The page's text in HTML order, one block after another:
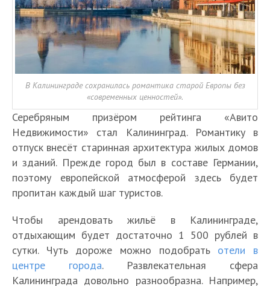
В Калининграде сохранилась романтика старой Европы без
«современных ценностей».
Серебряным призёром рейтинга «Авито
Недвижимости» стал Калининград. Романтику в
отпуск внесёт старинная архитектура жилых домов
и зданий. Прежде город был в составе Германии,
поэтому европейской атмосферой здесь будет
пропитан каждый шаг туристов.
Чтобы арендовать жильё в Калининграде,
отдыхающим будет достаточно 1 500 рублей в
сутки. Чуть дороже можно подобрать отели в
центре города. Развлекательная сфера
Калининграда довольно разнообразна. Например,